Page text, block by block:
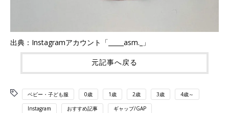
出典：Instagramアカウント「_____asm._」
元記事へ戻る
ベビー・子ども服 0歳 1歳 2歳 3歳 4歳～
Instagram おすすめ記事 ギャップ/GAP